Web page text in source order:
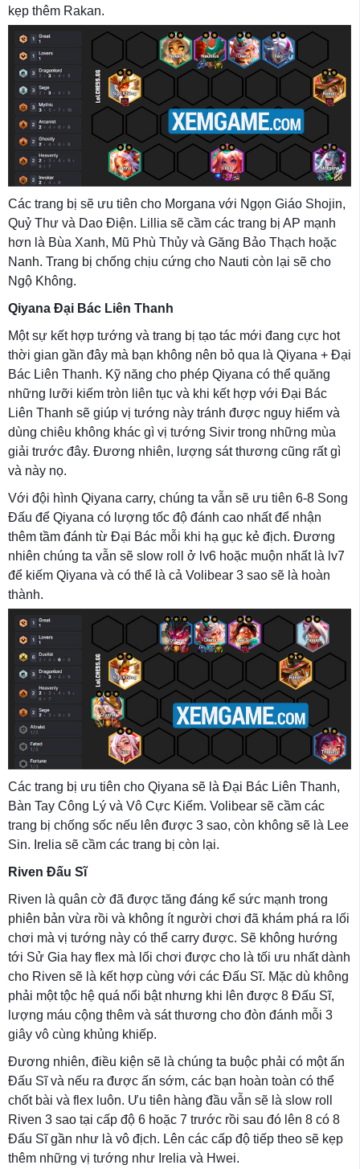
kẹp thêm Rakan.
Các trang bị sẽ ưu tiên cho Morgana với Ngọn Giáo Shojin,
Quỷ Thư và Dao Điện. Lillia sẽ cầm các trang bị AP mạnh
hơn là Bùa Xanh, Mũ Phù Thủy và Găng Bảo Thạch hoặc
Nanh. Trang bị chống chịu cứng cho Nauti còn lại sẽ cho
Ngộ Không.
Qiyana Đại Bác Liên Thanh
Một sự kết hợp tướng và trang bị tạo tác mới đang cực hot
thời gian gần đây mà bạn không nên bỏ qua là Qiyana + Đại
Bác Liên Thanh. Kỹ năng cho phép Qiyana có thể quăng
những lưỡi kiếm tròn liên tục và khi kết hợp với Đại Bác
Liên Thanh sẽ giúp vị tướng này tránh được nguy hiểm và
dùng chiêu không khác gì vị tướng Sivir trong những mùa
giải trước đây. Đương nhiên, lượng sát thương cũng rất gì
và này nọ.
Với đội hình Qiyana carry, chúng ta vẫn sẽ ưu tiên 6-8 Song
Đấu để Qiyana có lượng tốc độ đánh cao nhất để nhận
thêm tầm đánh từ Đại Bác mỗi khi hạ gục kẻ địch. Đương
nhiên chúng ta vẫn sẽ slow roll ở lv6 hoặc muộn nhất là lv7
để kiếm Qiyana và có thể là cả Volibear 3 sao sẽ là hoàn
thành.
Các trang bị ưu tiên cho Qiyana sẽ là Đại Bác Liên Thanh,
Bàn Tay Công Lý và Vô Cực Kiếm. Volibear sẽ cầm các
trang bị chống sốc nếu lên được 3 sao, còn không sẽ là Lee
Sin. Irelia sẽ cầm các trang bị còn lại.
Riven Đấu Sĩ
Riven là quân cờ đã được tăng đáng kể sức mạnh trong
phiên bản vừa rồi và không ít người chơi đã khám phá ra lối
chơi mà vị tướng này có thể carry được. Sẽ không hướng
tới Sử Gia hay flex mà lối chơi được cho là tối ưu nhất dành
cho Riven sẽ là kết hợp cùng với các Đấu Sĩ. Mặc dù không
phải một tộc hệ quá nổi bật nhưng khi lên được 8 Đấu Sĩ,
lượng máu cộng thêm và sát thương cho đòn đánh mỗi 3
giây vô cùng khủng khiếp.
Đương nhiên, điều kiện sẽ là chúng ta buộc phải có một ấn
Đấu Sĩ và nếu ra được ấn sớm, các bạn hoàn toàn có thể
chốt bài và flex luôn. Ưu tiên hàng đầu vẫn sẽ là slow roll
Riven 3 sao tại cấp độ 6 hoặc 7 trước rồi sau đó lên 8 có 8
Đấu Sĩ gần như là vô địch. Lên các cấp độ tiếp theo sẽ kẹp
thêm những vị tướng như Irelia và Hwei.